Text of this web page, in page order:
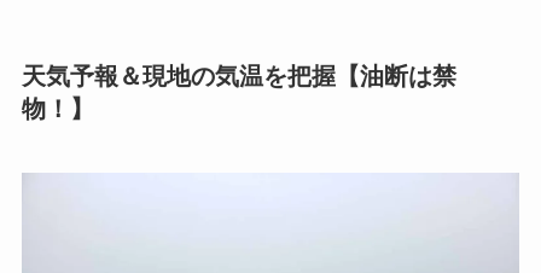
天気予報＆現地の気温を把握【油断は禁
物！】